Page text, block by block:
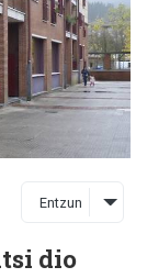
Entzun
dio